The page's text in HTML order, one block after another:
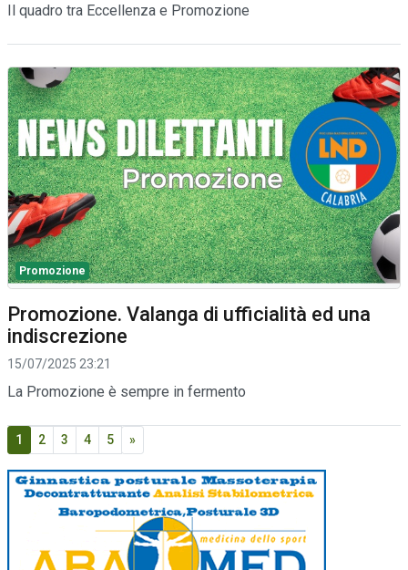
Il quadro tra Eccellenza e Promozione
Promozione
Promozione. Valanga di ufficialità ed una
indiscrezione
15/07/2025 23:21
La Promozione è sempre in fermento
1 2 3 4 5 »